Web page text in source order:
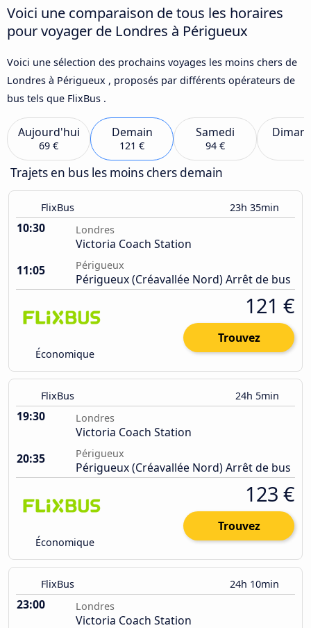
Voici une comparaison de tous les horaires
pour voyager de Londres à Périgueux
Voici une sélection des prochains voyages les moins chers de
Londres à Périgueux , proposés par différents opérateurs de
bus tels que FlixBus .
Aujourd'hui
69 €
Demain
121 €
Samedi
94 €
Trajets en bus les moins chers demain
FlixBus 23h 35min
10:30 Londres
Victoria Coach Station
11:05
Périgueux
Périgueux (Créavallée Nord) Arrêt de bus
Économique
121 €
Trouvez
FlixBus 24h 5min
19:30 Londres
Victoria Coach Station
20:35
Périgueux
Périgueux (Créavallée Nord) Arrêt de bus
Économique
123 €
Trouvez
FlixBus 24h 10min
23:00 Londres
Victoria Coach Station